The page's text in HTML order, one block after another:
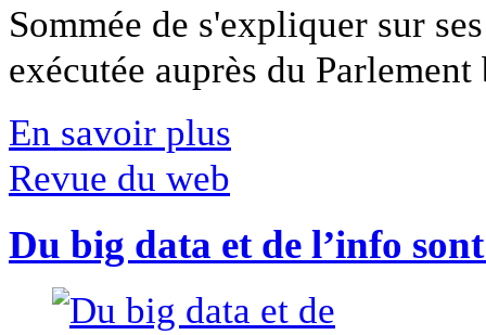
Sommée de s'expliquer sur
exécutée auprès du
En savoir plus
Revue du web
Du big data et de l’info